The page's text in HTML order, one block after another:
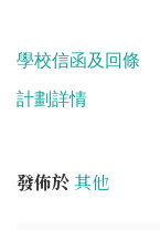
學校信函及回條
計劃詳情
發佈於其他